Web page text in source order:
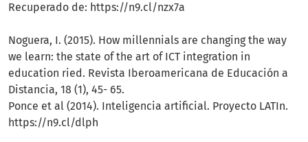
Recuperado de: https://n9.cl/nzx7a
Noguera, I. (2015). How millennials are changing the way
we learn: the state of the art of ICT integration in
education ried. Revista Iberoamericana de Educación a
Distancia, 18 (1), 45- 65.
Ponce et al (2014). Inteligencia artificial. Proyecto LATIn.
https://n9.cl/dlph